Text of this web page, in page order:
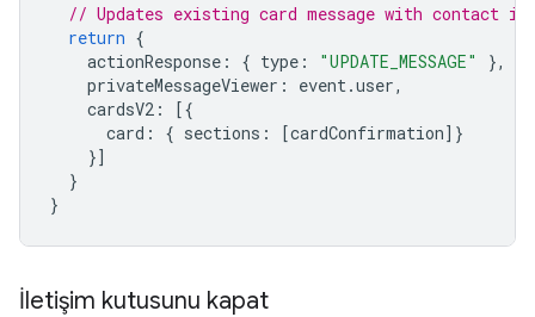
// Updates existing card message with contact
return {
actionResponse : { type : "UPDATE_MESSAGE"
},
privateMessageViewer : event.user,
cardsV2 :
[{
card : { sections : [cardConfirmation]}
}]
}
}
İletişim kutusunu kapat